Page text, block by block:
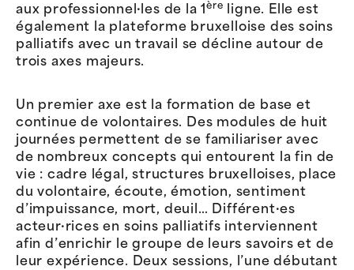
aux professionnel·les de la 1ère
ligne. Elle est
également la plateforme bruxelloise des soins
palliatifs avec un travail se décline autour de
trois axes majeurs.
Un premier axe est la formation de base et
continue de volontaires. Des modules de huit
journées permettent de se familiariser avec
de nombreux concepts qui entourent la fin de
vie : cadre légal, structures bruxelloises, place
du volontaire, écoute, émotion, sentiment
d’impuissance, mort, deuil… Différent·es
acteur·rices en soins palliatifs interviennent
afin d’enrichir le groupe de leurs savoirs et de
leur expérience. Deux sessions, l’une débutant